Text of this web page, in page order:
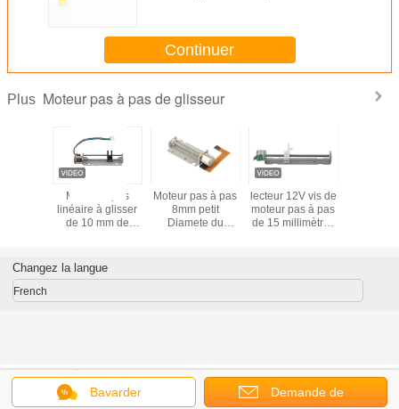
Continuer
Plus Moteur pas à pas de glisseur
Moteur à pas
linéaire à glisser
de 10 mm de
Moteur pas à pas
8mm petit
Diamete du
2,8 Gf.Cm~3.8
lecteur 12V vis de
moteur pas à pas
de 15 millimètres
glisseur d'avance
4
Bavarder Demande de
Changez la langue
French
Accueil|À propos de nous|Nous contacter|Plan du site|Politique de